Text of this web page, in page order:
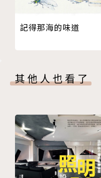
中法名詞對照表
記得那海的味道
其他人也看了